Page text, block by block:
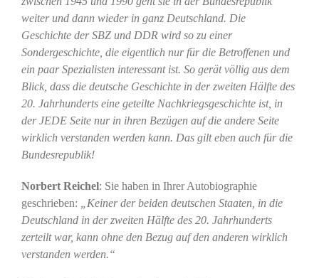
weiter und dann wieder in ganz Deutschland. Die
Geschichte der SBZ und DDR wird so zu einer
Sondergeschichte, die eigentlich nur für die Betroffenen und
ein paar Spezialisten interessant ist. So gerät völlig aus dem
Blick, dass die deutsche Geschichte in der zweiten Hälfte des
20. Jahrhunderts eine geteilte Nachkriegsgeschichte ist, in
der JEDE Seite nur in ihren Bezügen auf die andere Seite
wirklich verstanden werden kann. Das gilt eben auch für die
Bundesrepublik!
Norbert Reichel: Sie haben in Ihrer Autobiographie
geschrieben:
„Keiner der beiden deutschen Staaten, in die
Deutschland in der zweiten Hälfte des 20. Jahrhunderts
zerteilt war, kann ohne den Bezug auf den anderen wirklich
verstanden werden.“